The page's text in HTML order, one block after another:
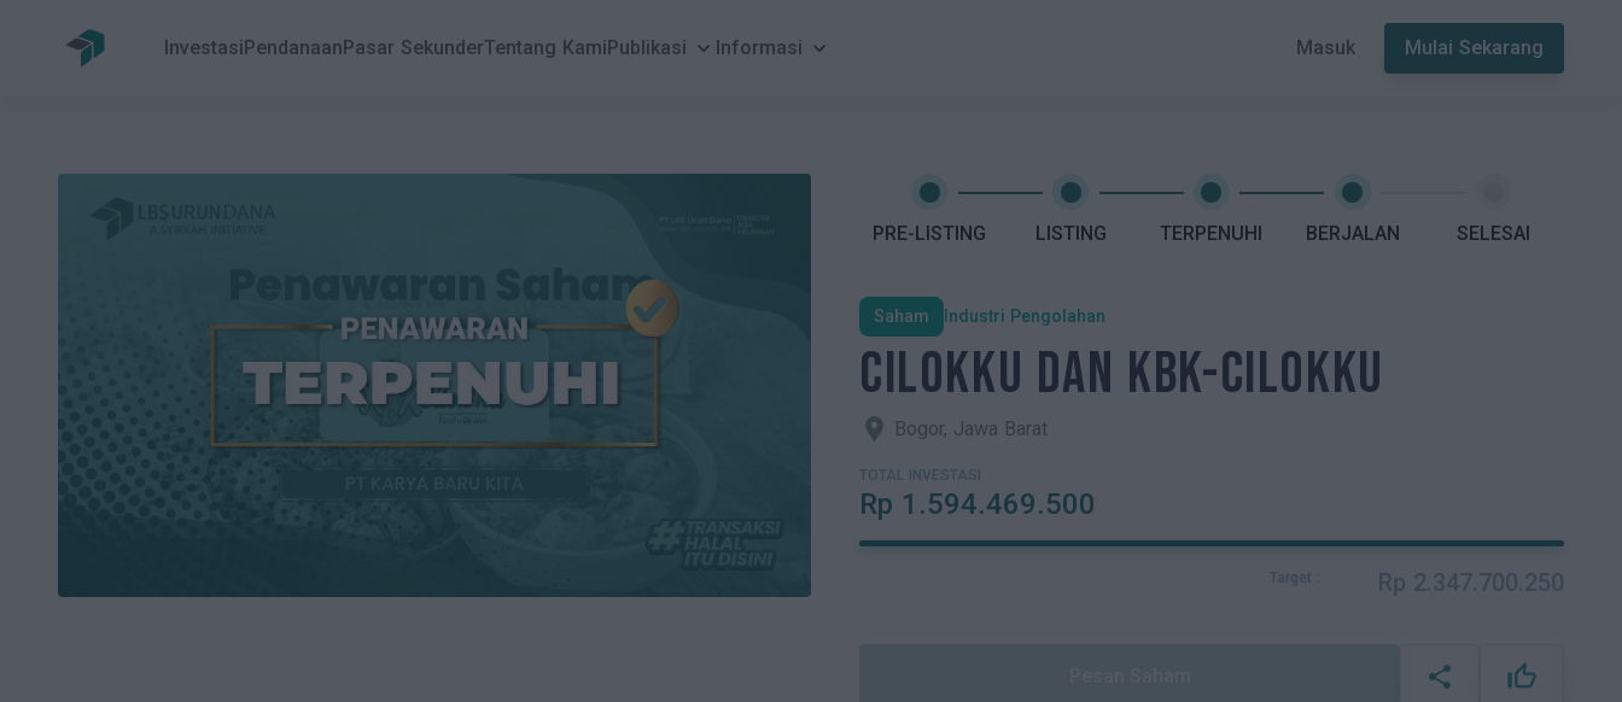
InvestasiPendanaanPasar SekunderTentang KamiPublikasi keyboard_arrow_down Informasi keyboard_arrow_down Masuk Mulai Sekarang
Pasar Sekunder
Tentang Kami
Keterbukaan Informasi
PRE-LISTING LISTING TERPENUHI BERJALAN SELESAI
Saham Industri Pengolahan
CILOKKU DAN KBK-CILOKKU
Bogor, Jawa Barat
TOTAL INVESTASI
Rp 1.594.469.500
Target : Rp 2.347.700.250
share thumb_up_off_alt